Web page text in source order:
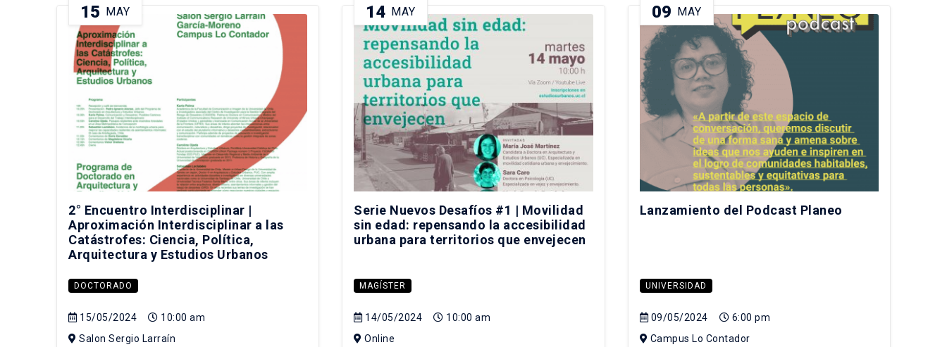
15 MAY
2° Encuentro Interdisciplinar |
Aproximación Interdisciplinar a las
Catástrofes: Ciencia, Política,
Arquitectura y Estudios Urbanos
DOCTORADO
15/05/2024
10:00 am
Salon Sergio Larraín
14 MAY
Serie Nuevos Desafíos #1 | Movilidad
sin edad: repensando la accesibilidad
urbana para territorios que envejecen
MAGÍSTER
14/05/2024
10:00 am
Online
09 MAY
Lanzamiento del Podcast Planeo
UNIVERSIDAD
09/05/2024
6:00 pm
Campus Lo Contador